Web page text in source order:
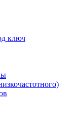
ключ